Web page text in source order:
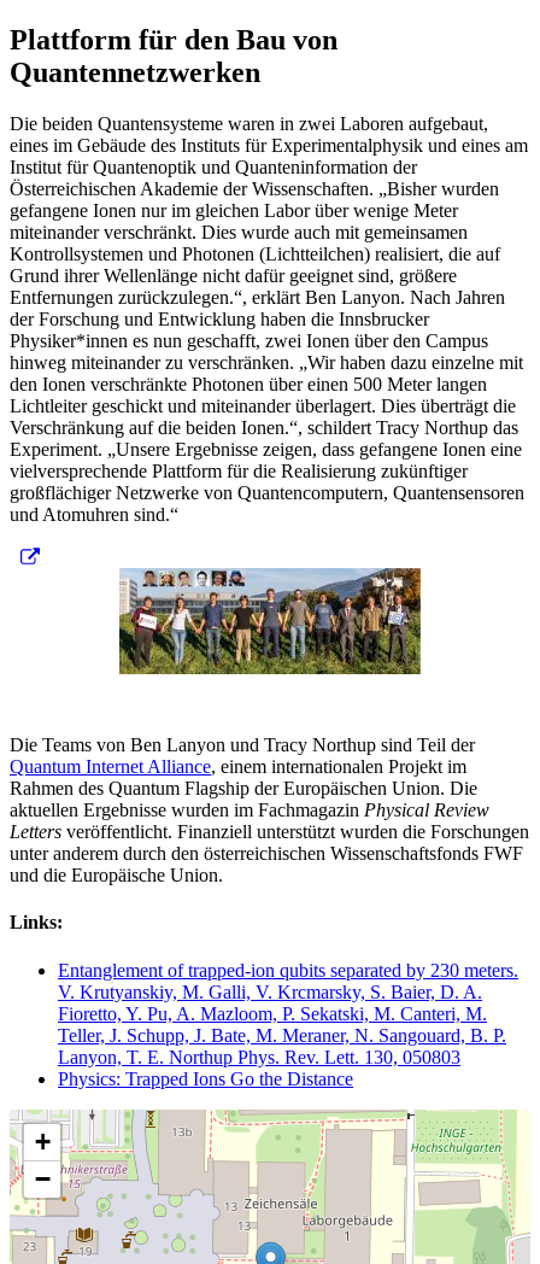
Plattform für den Bau von
Quantennetzwerken
Die beiden Quantensysteme waren in zwei Laboren aufgebaut,
eines im Gebäude des Instituts für Experimentalphysik und eines am
Institut für Quantenoptik und Quanteninformation der
Österreichischen Akademie der Wissenschaften. „Bisher wurden
gefangene Ionen nur im gleichen Labor über wenige Meter
miteinander verschränkt. Dies wurde auch mit gemeinsamen
Kontrollsystemen und Photonen (Lichtteilchen) realisiert, die auf
Grund ihrer Wellenlänge nicht dafür geeignet sind, größere
Entfernungen zurückzulegen.“, erklärt Ben Lanyon. Nach Jahren
der Forschung und Entwicklung haben die Innsbrucker
Physiker*innen es nun geschafft, zwei Ionen über den Campus
hinweg miteinander zu verschränken. „Wir haben dazu einzelne mit
den Ionen verschränkte Photonen über einen 500 Meter langen
Lichtleiter geschickt und miteinander überlagert. Dies überträgt die
Verschränkung auf die beiden Ionen.“, schildert Tracy Northup das
Experiment. „Unsere Ergebnisse zeigen, dass gefangene Ionen eine
vielversprechende Plattform für die Realisierung zukünftiger
großflächiger Netzwerke von Quantencomputern, Quantensensoren
und Atomuhren sind.“
Die Teams von Ben Lanyon und Tracy Northup sind Teil der
Quantum Internet Alliance, einem internationalen Projekt im
Rahmen des Quantum Flagship der Europäischen Union. Die
aktuellen Ergebnisse wurden im Fachmagazin Physical Review
Letters veröffentlicht. Finanziell unterstützt wurden die Forschungen
unter anderem durch den österreichischen Wissenschaftsfonds FWF
und die Europäische Union.
Links:
Entanglement of trapped-ion qubits separated by 230 meters.
V. Krutyanskiy, M. Galli, V. Krcmarsky, S. Baier, D. A.
Fioretto, Y. Pu, A. Mazloom, P. Sekatski, M. Canteri, M.
Teller, J. Schupp, J. Bate, M. Meraner, N. Sangouard, B. P.
Lanyon, T. E. Northup Phys. Rev. Lett. 130, 050803
Physics: Trapped Ions Go the Distance
+
−